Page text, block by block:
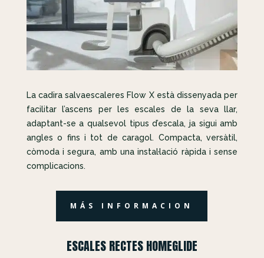
La cadira salvaescaleres Flow X està dissenyada per
facilitar l’ascens per les escales de la seva llar,
adaptant-se a qualsevol tipus d’escala, ja sigui amb
angles o fins i tot de caragol. Compacta, versàtil,
còmoda i segura, amb una instal·lació ràpida i sense
complicacions.
MÁS INFORMACION
ESCALES RECTES HOMEGLIDE